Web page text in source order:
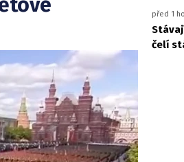
před 1
čelí